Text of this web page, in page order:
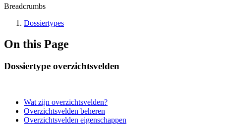
Breadcrumbs
Dossiertypes
On this Page
Dossiertype overzichtsvelden
Wat zijn overzichtsvelden?
Overzichtsvelden beheren
Overzichtsvelden eigenschappen